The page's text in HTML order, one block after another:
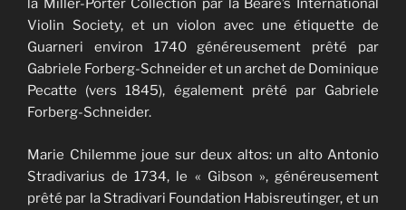
la Miller-Porter Collection par la Beare’s International
Violin Society, et un violon avec une étiquette de
Guarneri environ 1740 généreusement prêté par
Gabriele Forberg-Schneider et un archet de Dominique
Pecatte (vers 1845), également prêté par Gabriele
Forberg-Schneider.
​Marie Chilemme joue sur deux altos: un alto Antonio
Stradivarius de 1734, le « Gibson », généreusement
prêté par la Stradivari Foundation Habisreutinger, et un